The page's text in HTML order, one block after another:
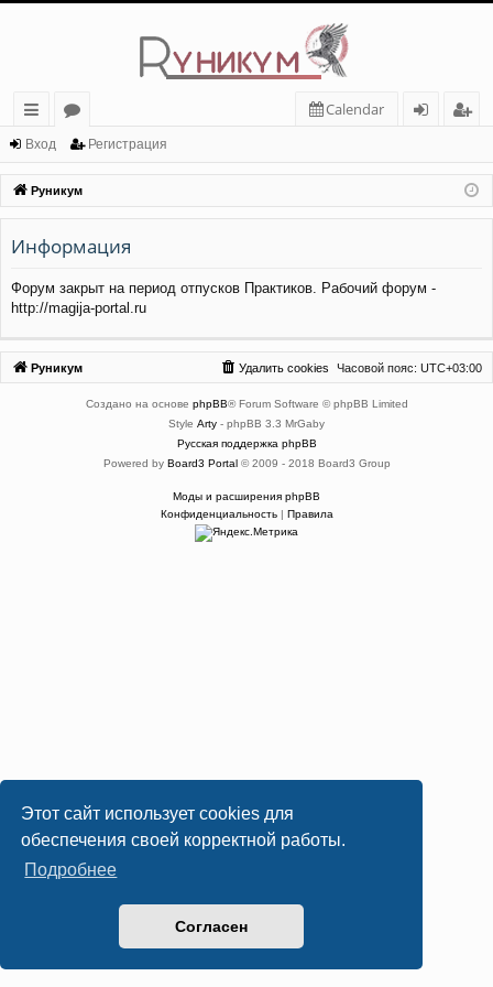
Этот сайт использует cookies для
обеспечения своей корректной работы.
Подробнее
Согласен
с
ы
лк
и
о
ру
м
ы
Calendar
д
ис
тр
Вход Регистрация
Руникум
Информация
Форум закрыт на период отпусков Практиков. Рабочий форум -
http://magija-portal.ru
Руникум Часовой пояс: UTC+03:00
Удалить cookies
Создано на основе phpBB® Forum Software © phpBB Limited
Style Arty - phpBB 3.3 MrGaby
Русская поддержка phpBB
Powered by Board3 Portal© 2009 - 2018 Board3 Group
Моды и расширения phpBB
Конфиденциальность| Правила